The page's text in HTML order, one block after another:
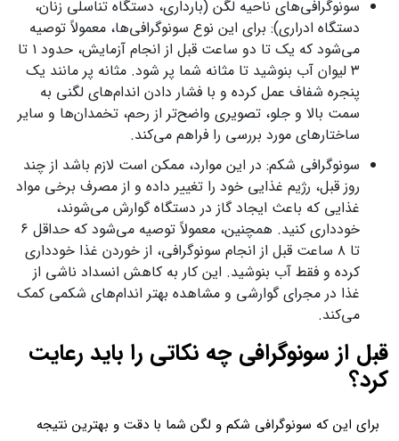
سونوگرافی‌های ناحیه لگن (بارداری، دستگاه تناسلی زنان،
دستگاه ادراری): برای این نوع سونوگرافی‌ها، معمولاً توصیه
می‌شود که یک تا دو ساعت قبل از انجام آزمایش، حدود ۱ تا
۳ لیوان آب بنوشید تا مثانه شما پر شود. مثانه پر مانند یک
پنجره شفاف عمل کرده و با فشار دادن اندام‌های لگنی به
سمت بالا و جلو، تصویری واضح‌تر از رحم، تخمدان‌ها و سایر
ساختارهای مورد بررسی را فراهم می‌کند.
سونوگرافی شکم: در این موارد، ممکن است لازم باشد از چند
روز قبل، رژیم غذایی خود را تغییر داده و از مصرف برخی مواد
غذایی که باعث ایجاد گاز در دستگاه گوارش می‌شوند،
خودداری کنید. همچنین، معمولاً توصیه می‌شود که حداقل ۶
تا ۸ ساعت قبل از انجام سونوگرافی، از خوردن غذا خودداری
کرده و فقط آب بنوشید. این کار به کاهش انسداد ناشی از
غذا در مجرای گوارشی و مشاهده بهتر اندام‌های شکمی کمک
می‌کند.
قبل از سونوگرافی چه نکاتی را باید رعایت
کرد؟
برای این که سونوگرافی شکم و لگن شما با دقت و بهترین نتیجه